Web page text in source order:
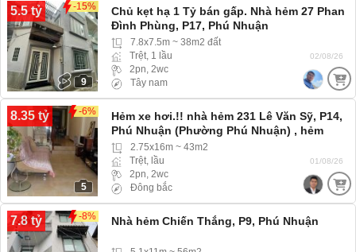
5.5 tỷ -15%
9
Chủ kẹt hạ 1 Tỷ bán gấp. Nhà hẻm 27 Phan
Đình Phùng, P17, Phú Nhuận
7.8x7.5m ~ 38m2 đất
Trệt, 1 lầu
2pn, 2wc
Tây nam
02/08/26
8.35 tỷ -6%
5
Hẻm xe hơi.!! nhà hẻm 231 Lê Văn Sỹ, P14,
Phú Nhuận (Phường Phú Nhuận) , hẻm
rộng xe hơi 4 chỗ vào tới nhà
2.75x16m ~ 43m2
Trệt, lầu
2pn, 2wc
Đông bắc
01/08/26
7.8 tỷ -8% Nhà hẻm Chiến Thắng, P9, Phú Nhuận